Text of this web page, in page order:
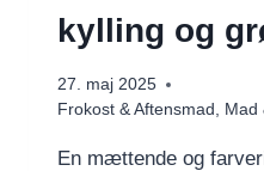
kylling og
27. maj 2025
Frokost & Aftensmad , Mad
En mættende og